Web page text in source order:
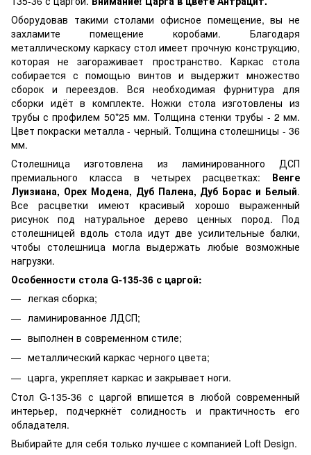
Оборудовав такими столами офисное помещение, вы не
захламите помещение коробами. Благодаря
металлическому каркасу стол имеет прочную конструкцию,
которая не загораживает пространство. Каркас стола
собирается с помощью винтов и выдержит множество
сборок и переездов. Вся необходимая фурнитура для
сборки идёт в комплекте. Ножки стола изготовлены из
трубы с профилем 50*25 мм. Толщина стенки трубы - 2 мм.
Цвет покраски металла - черный. Толщина столешницы - 36
мм.
Столешница изготовлена из ламинированного ДСП
премиального класса в четырех расцветках: Венге
Луизиана, Орех Модена, Дуб Палена, Дуб Борас и Белый.
Все расцветки имеют красивый хорошо выраженный
рисунок под натуральное дерево ценных пород. Под
столешницей вдоль стола идут две усилительные балки,
чтобы столешница могла выдержать любые возможные
нагрузки.
Особенности стола G-135-36 с царгой:
легкая сборка;
ламинированное ЛДСП;
выполнен в современном стиле;
металлический каркас черного цвета;
царга, укрепляет каркас и закрывает ноги.
Стол G-135-36 с царгой впишется в любой современный
интерьер, подчеркнёт солидность и практичность его
обладателя.
Выбирайте для себя только лучшее c компанией Loft Design.